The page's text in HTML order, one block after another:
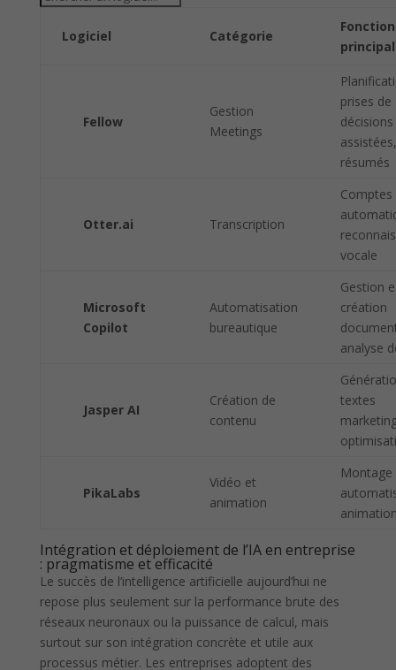
Logiciel Catégorie
Fellow
Gestion
Meetings
prises de
décisions
assistées,
résumés
Otter.ai Transcription
Comptes
vocale
Microsoft
Copilot
Automatisation
bureautique
Gestion
création
analyse
Jasper AI
Création de
contenu
textes
PikaLabs
Vidéo et
animation
Montage
Intégration et déploiement de l’IA en entreprise
: pragmatisme et efficacité
Le succès de l’intelligence artificielle aujourd’hui ne
repose plus seulement sur la performance brute des
réseaux neuronaux ou la puissance de calcul, mais
surtout sur son intégration concrète et utile aux
processus métier. Les entreprises adoptent des